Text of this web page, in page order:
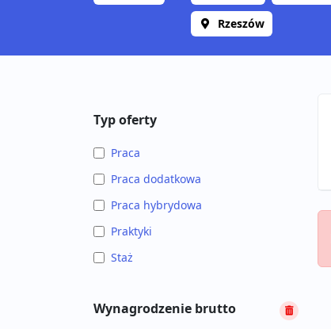
Rzeszów
Typ oferty
Praca
Praca dodatkowa
Praca hybrydowa
Praktyki
Staż
Wynagrodzenie brutto